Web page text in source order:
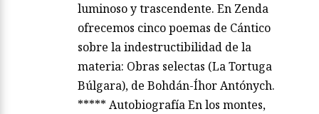
luminoso y trascendente. En Zenda
ofrecemos cinco poemas de Cántico
sobre la indestructibilidad de la
materia: Obras selectas (La Tortuga
Búlgara), de Bohdán-Íhor Antónych.
***** Autobiografía En los montes,